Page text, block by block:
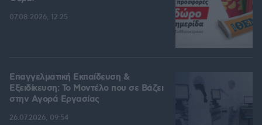
07.08.2026, 12:25
Επαγγελματική Εκπαίδευση &
Εξειδίκευση: Το Mοντέλο που σε Bάζει
στην Aγορά Eργασίας
26.07.2026, 09:54